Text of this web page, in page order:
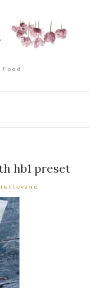
hb1 preset